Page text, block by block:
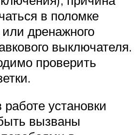
в поломке
дренажного
выключателя.
проверить
установки
вызваны